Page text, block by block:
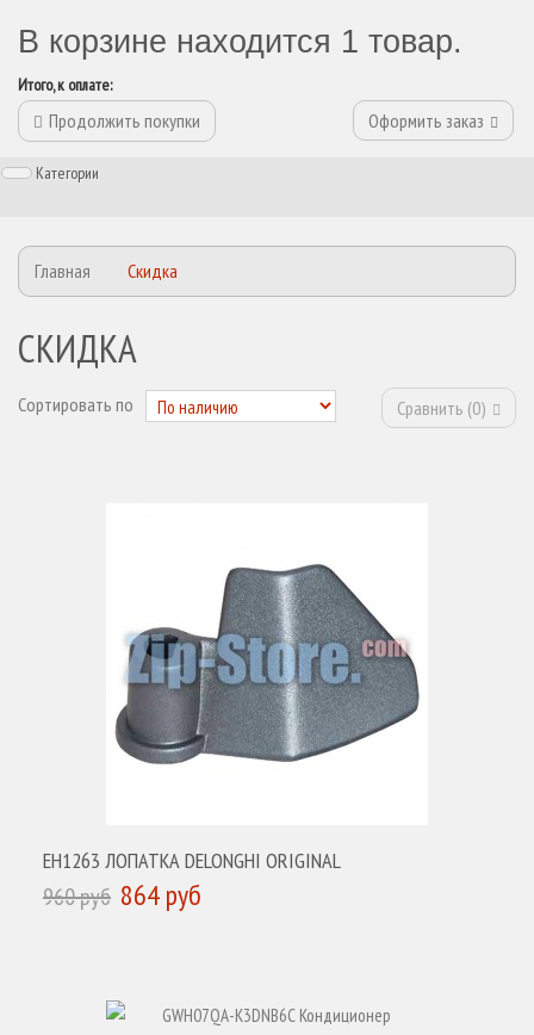
В корзине находится 1 товар.
Итого, к оплате:
Продолжить покупки Оформить заказ
Категории
Главная Скидка
СКИДКА
Сортировать по Сравнить (0)
EH1263 ЛОПАТКА DELONGHI ORIGINAL
960 руб 864 руб